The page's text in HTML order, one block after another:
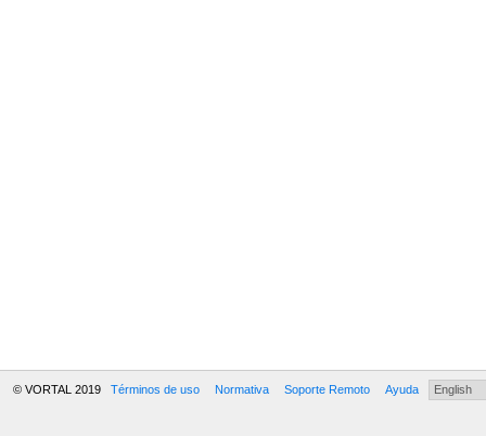
© VORTAL 2019 Términos de uso Normativa Soporte Remoto Ayuda